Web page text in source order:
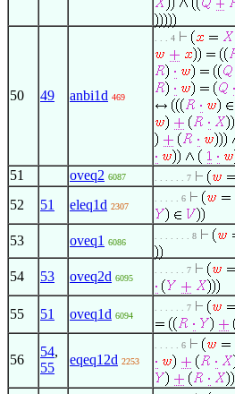
50 49 anbi1d 469
. . . 4
51 oveq2 6087 . . . . . . 7
52 51 eleq1d 2307
. . . . . 6
53 oveq1 6086
. . . . . . . 8
54 53 oveq2d 6095
. . . . . . 7
55 51 oveq1d 6094
. . . . . . 7
56
54,
55
eqeq12d 2253
. . . . . 6